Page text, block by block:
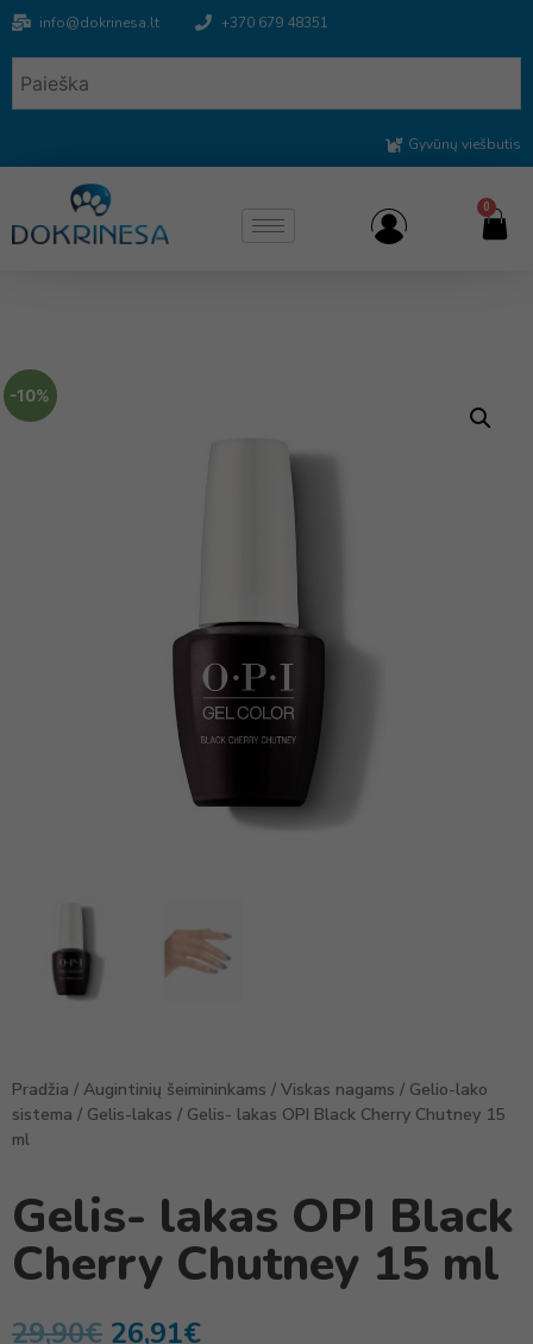
info@dokrinesa.lt +370 679 48351
Gyvūnų viešbutis
0
-10%
Pradžia / Augintinių šeimininkams / Viskas nagams / Gelio-lako
sistema / Gelis-lakas / Gelis- lakas OPI Black Cherry Chutney 15
ml
Gelis- lakas OPI Black
Cherry Chutney 15 ml
29,90€ 26,91€